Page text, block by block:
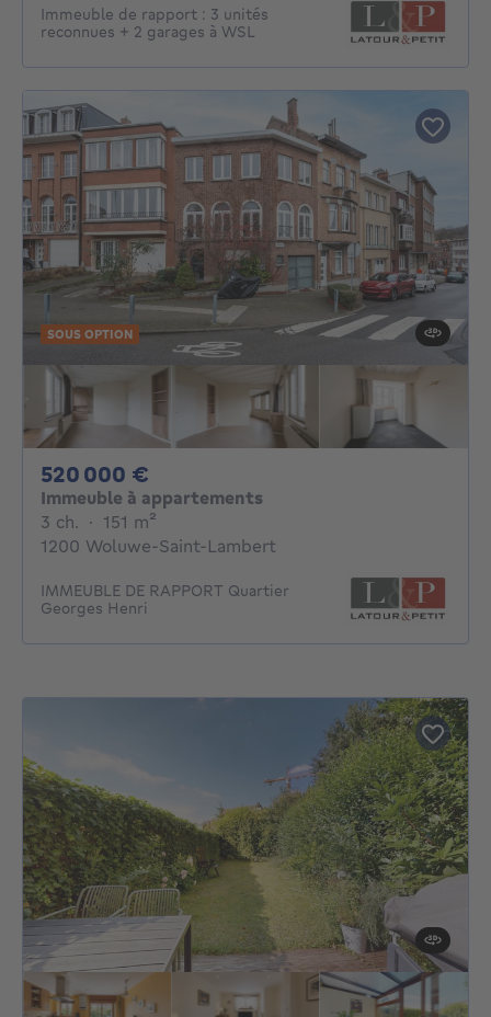
Immeuble de rapport : 3 unités
reconnues + 2 garages à WSL
SOUS OPTION
520 000 €
Immeuble à appartements
3 ch. 3 chambres
· 151 m²
1200 Woluwe-Saint-Lambert
IMMEUBLE DE RAPPORT Quartier
Georges Henri